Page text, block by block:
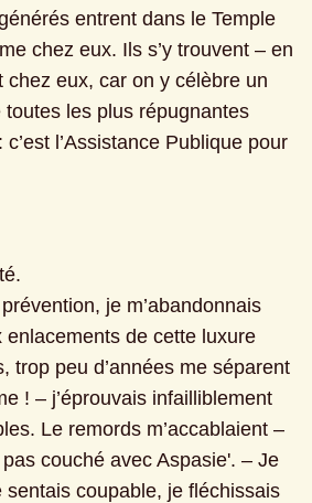
entrent dans le Temple
chez eux. Ils s’y trouvent – en
chez eux, car on y célèbre un
les plus répugnantes
c’est l’Assistance Publique pour
je m’abandonnais
enlacements de cette luxure
trop peu d’années me séparent
! – j’éprouvais infailliblement
Le remords m’accablaient –
couché avec Aspasie'. – Je
sentais coupable, je fléchissais